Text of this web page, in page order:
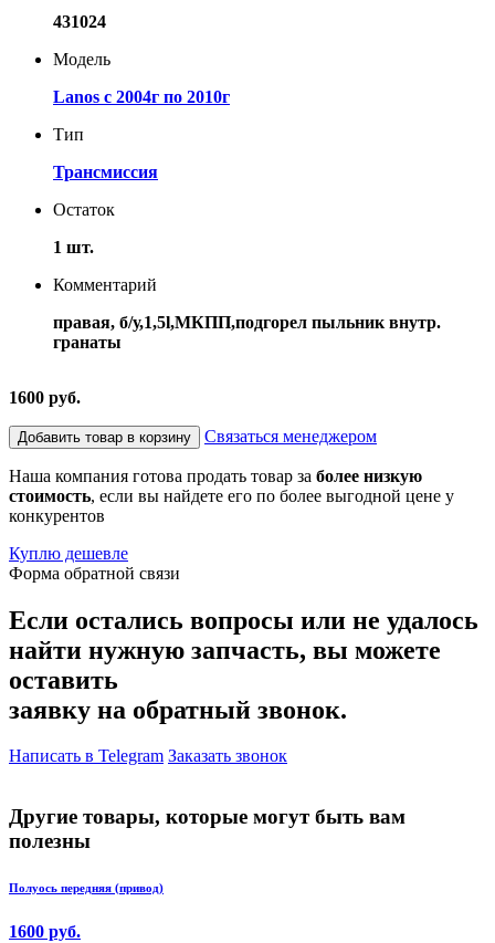
431024
Модель
Lanos с 2004г по 2010г
Тип
Трансмиссия
Остаток
1 шт.
Комментарий
правая, б/у,1,5l,МКПП,подгорел пыльник внутр.
гранаты
1600 руб.
Добавить товар в корзину Связаться менеджером
Наша компания готова продать товар за более низкую
стоимость, если вы найдете его по более выгодной цене у
конкурентов
Куплю дешевле
Форма обратной связи
Если остались вопросы или не удалось
найти нужную запчасть, вы можете
оставить
заявку на обратный звонок.
Написать в Telegram Заказать звонок
Другие товары, которые могут быть вам
полезны
Полуось передняя (привод)
1600 руб.